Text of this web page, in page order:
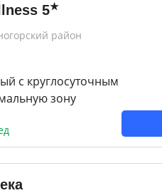
5★
район
с круглосуточным
зону